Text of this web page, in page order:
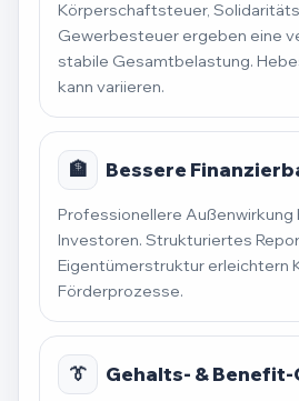
Körperschaftsteuer,
Gewerbesteuer ergeben eine
stabile Gesamtbelastung.
kann variieren.
🏦 Bessere
Professionellere Außenwirkung
Investoren. Strukturiertes
Eigentümerstruktur erleichtern
Förderprozesse.
👔 Gehalts- &